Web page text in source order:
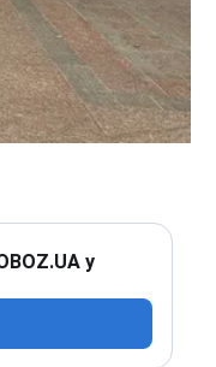
у